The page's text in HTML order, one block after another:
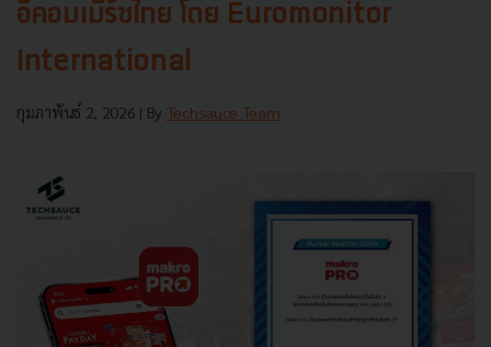
อีคอมเมิร์ซไทย โดย Euromonitor
International
กุมภาพันธ์ 2, 2026 | By Techsauce Team